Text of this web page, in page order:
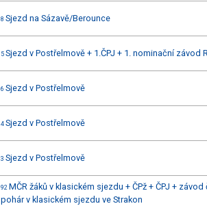
8 Sjezd na Sázavě/Berounce
5 Sjezd v Postřelmově + 1.ČPJ + 1. nominační závod
6 Sjezd v Postřelmově
4 Sjezd v Postřelmově
3 Sjezd v Postřelmově
92 MČR žáků v klasickém sjezdu + ČPž + ČPJ + závod
pohár v klasickém sjezdu ve Strakon